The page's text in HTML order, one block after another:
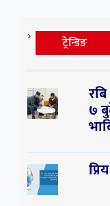
ट्रेन्डिङ
७